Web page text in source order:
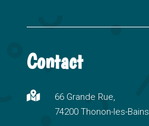
l
e
n
a
Contact

66 Grande Rue,
74200 Thonon-les-Bains